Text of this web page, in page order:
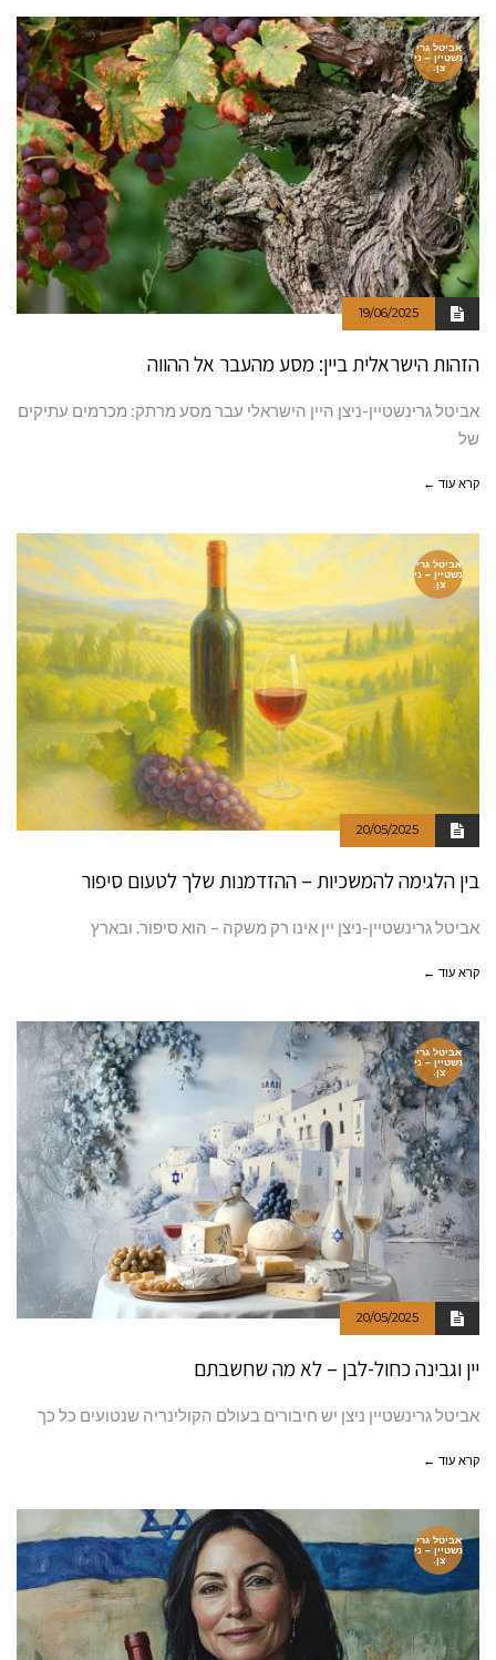
אביטל גרי
נשטיין – ני
צן.
19/06/2025
הזהות הישראלית ביין: מסע מהעבר אל ההווה
אביטל גרינשטיין-ניצן היין הישראלי עבר מסע מרתק: מכרמים עתיקים
של
קרא עוד ←
אביטל גרי
נשטיין – ני
צן.
20/05/2025
בין הלגימה להמשכיות – ההזדמנות שלך לטעום סיפור
אביטל גרינשטיין-ניצן יין אינו רק משקה – הוא סיפור. ובארץ
קרא עוד ←
אביטל גרי
נשטיין – ני
צן.
20/05/2025
יין וגבינה כחול-לבן – לא מה שחשבתם
אביטל גרינשטיין ניצן יש חיבורים בעולם הקולינריה שנטועים כל כך
קרא עוד ←
אביטל גרי
נשטיין – ני
צן.